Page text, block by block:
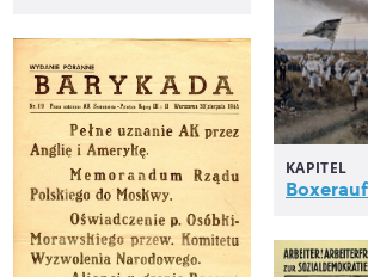
KAPITEL